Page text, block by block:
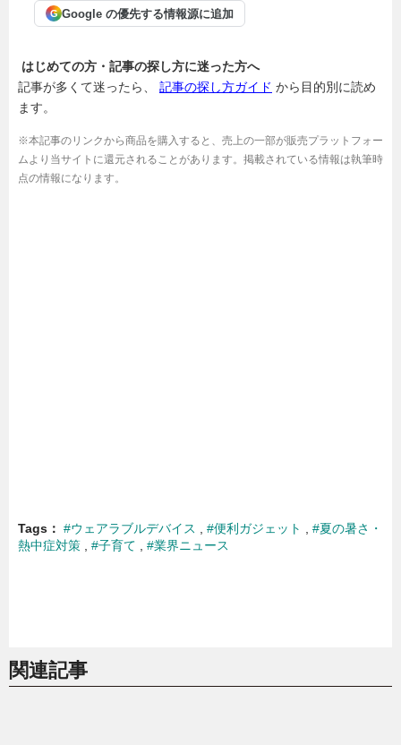
G Google の優先する情報源に追加
はじめての方・記事の探し方に迷った方へ
記事が多くて迷ったら、 記事の探し方ガイド から目的別に読め
ます。
※本記事のリンクから商品を購入すると、売上の一部が販売プラットフォー
ムより当サイトに還元されることがあります。掲載されている情報は執筆時
点の情報になります。
Tags #ウェアラブルデバイス #便利ガジェット
#夏の暑さ・
熱中症対策
#子育て #業界ニュース
関連記事